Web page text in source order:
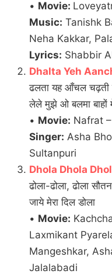
• Movie:
Music: Tanishk
Neha Kakkar,
Lyrics: Shabbir
Dhalta Yeh
ढलता यह आँचल चढ़ती
लेले मुझे ओ बलमा
• Movie: Nafrat
Singer: Asha
Sultanpuri
Dhola Dhola
ढोला-ढोला, ढोला
जाये मेरा दिल डोला
• Movie:
Laxmikant
Mangeshkar,
Jalalabadi